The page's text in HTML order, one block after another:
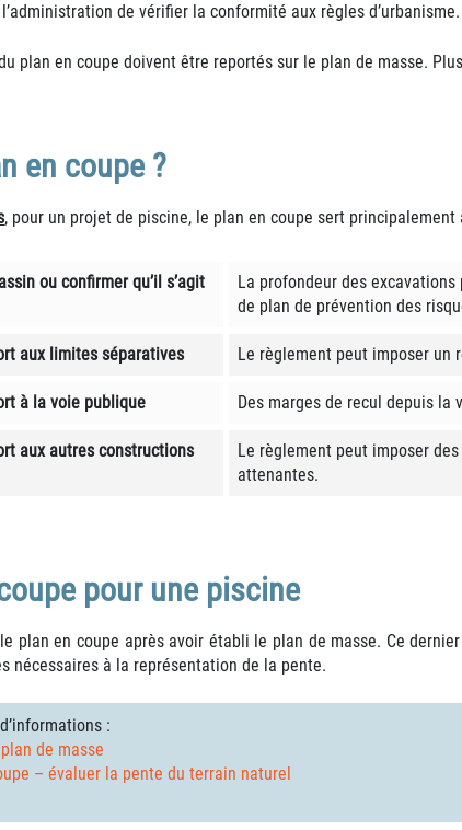
de vérifier la conformité aux règles d’urbanisme.
plan en coupe doivent être reportés sur le plan de masse.
en coupe ?
, pour un projet de piscine, le plan en coupe sert principalement
ou confirmer qu’il s’agit
La profondeur des
de plan de prévention des
aux limites séparatives Le règlement peut imposer un
à la voie publique Des marges de recul depuis la
aux autres constructions
Le règlement peut imposer
attenantes.
pour une piscine
plan en coupe après avoir établi le plan de masse. Ce
nécessaires à la représentation de la pente.
:
de masse
– évaluer la pente du terrain naturel